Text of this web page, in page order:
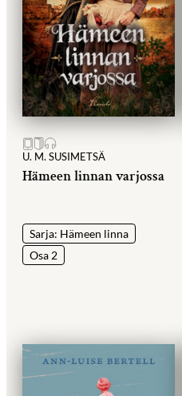
U. M. SUSIMETSÄ
Hämeen linnan varjossa
Sarja: Hämeen linna
Osa 2